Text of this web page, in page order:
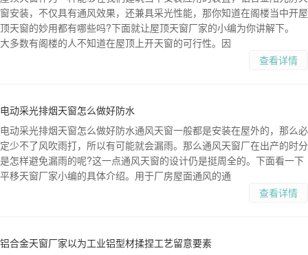
窗安装，不仅具有通风效果，还兼具采光性能，那你知道在阁楼当中开屋
顶天窗的妙用都有哪些吗?下面就让屋顶天窗厂家的小编为你讲解下。
大多数有阁楼的人不知道在屋顶上开天窗的可行性。因
查看详情
电动采光排烟天窗怎么做好防水
电动采光排烟天窗怎么做好防水通风天窗一般都是安装在屋外的，那么必
定少不了风吹雨打，所以有可能就会漏雨。那么通风天窗厂在出产的时分
是怎样避免漏雨的呢?这一点通风天窗的设计仍是挺周全的。下面看一下
平移天窗厂家小编的具体介绍。用于厂房屋面通风的通
查看详情
铝合金天窗厂家以为工业铝型材揉捏工艺留意要素